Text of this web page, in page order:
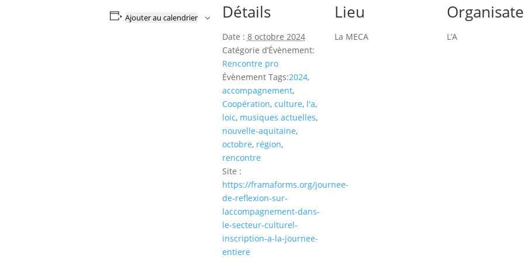
Ajouter au calendrier Détails
Date : 8 octobre 2024
Catégorie d’Évènement:
Rencontre pro
Évènement Tags:2024,
accompagnement,
Coopération, culture, l'a,
loic, musiques actuelles,
nouvelle-aquitaine,
octobre, région,
rencontre
Site :
https://framaforms.org/journee-
de-reflexion-sur-
laccompagnement-dans-
le-secteur-culturel-
inscription-a-la-journee-
entiere
Lieu
La MECA L’A